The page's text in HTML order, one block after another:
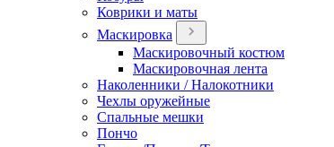
Коврики и маты
Маскировка
Маскировочный костюм
Маскировочная лента
Наколенники / Налокотники
Чехлы оружейные
Спальные мешки
Пончо